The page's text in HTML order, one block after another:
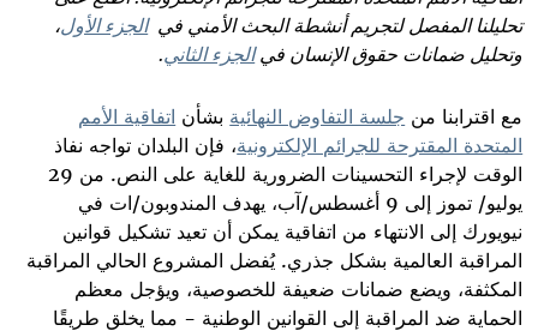
تحليلنا المفصل لتجريم أنشطة البحث الأمني فيالجزء الأول،
وتحليل ضمانات حقوق الإنسان فيالجزء الثاني.
مع اقترابنا من جلسة التفاوض النهائية بشأن اتفاقية الأمم
المتحدة المقترحة للجرائم الإلكترونية، فإن البلدان تواجه نفاذ
الوقت لإجراء التحسينات الضرورية للغاية على النص. من 29
يوليو/ تموز إلى 9 أغسطس/آب، يهدف المندوبون/ات في
نيويورك إلى الانتهاء من اتفاقية يمكن أن تعيد تشكيل قوانين
المراقبة العالمية بشكل جذري. يُفضل المشروع الحالي المراقبة
المكثفة، ويضع ضمانات ضعيفة للخصوصية، ويؤجل معظم
الحماية ضد المراقبة إلى القوانين الوطنية - مما يخلق طريقًا